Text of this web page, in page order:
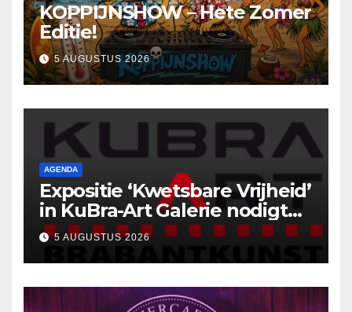
KOPPIJNSHOW – Hete Zomer
Editie!
5 AUGUSTUS 2026
AGENDA
Expositie ‘Kwetsbare Vrijheid’
in KuBra-Art Galerie nodigt
uit tot ontmoeting en
reflectie
5 AUGUSTUS 2026